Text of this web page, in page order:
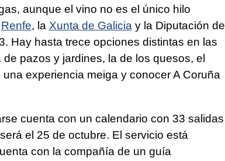
aunque el vino no es el único hilo
Renfe, la Xunta de Galiciay la Diputación de
Hay hasta trece opciones distintas en las
pazos y jardines, la de los quesos, el
experiencia meiga y conocer A Coruña
cuenta con un calendario con 33 salidas
el 25 de octubre. El servicio está
con la compañía de un guía